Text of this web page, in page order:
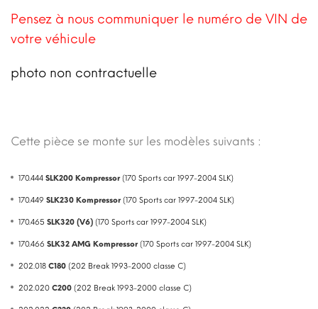
Pensez à nous communiquer le numéro de VIN de
votre véhicule
photo non contractuelle
Cette pièce se monte sur les modèles suivants :
170.444 SLK200 Kompressor(170 Sports car 1997-2004 SLK)
170.449 SLK230 Kompressor(170 Sports car 1997-2004 SLK)
170.465 SLK320 (V6) (170 Sports car 1997-2004 SLK)
170.466 SLK32 AMG Kompressor(170 Sports car 1997-2004 SLK)
202.018 C180 (202 Break 1993-2000 classe C)
202.020 C200 (202 Break 1993-2000 classe C)